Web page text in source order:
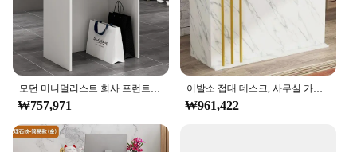
₩757,971
이발소 접대 데스크, 사무실 가구, 심플한 출납원 카운터, 모던한 미용실 바 테이블 접대 데스크
₩961,422